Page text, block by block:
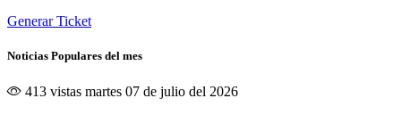
Generar Ticket
Noticias Populares del mes
413 vistas martes 07 de julio del 2026